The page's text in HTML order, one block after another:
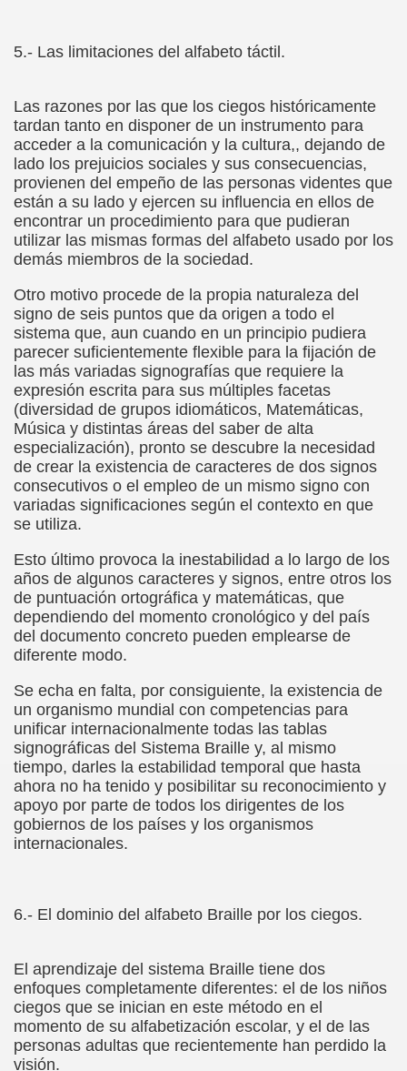
5.- Las limitaciones del alfabeto táctil.
Las razones por las que los ciegos históricamente
tardan tanto en disponer de un instrumento para
acceder a la comunicación y la cultura,, dejando de
lado los prejuicios sociales y sus consecuencias,
provienen del empeño de las personas videntes que
están a su lado y ejercen su influencia en ellos de
encontrar un procedimiento para que pudieran
utilizar las mismas formas del alfabeto usado por los
demás miembros de la sociedad.
Otro motivo procede de la propia naturaleza del
signo de seis puntos que da origen a todo el
sistema que, aun cuando en un principio pudiera
parecer suficientemente flexible para la fijación de
las más variadas signografías que requiere la
expresión escrita para sus múltiples facetas
(diversidad de grupos idiomáticos, Matemáticas,
Música y distintas áreas del saber de alta
especialización), pronto se descubre la necesidad
de crear la existencia de caracteres de dos signos
consecutivos o el empleo de un mismo signo con
variadas significaciones según el contexto en que
se utiliza.
Esto último provoca la inestabilidad a lo largo de los
años de algunos caracteres y signos, entre otros los
de puntuación ortográfica y matemáticas, que
dependiendo del momento cronológico y del país
del documento concreto pueden emplearse de
diferente modo.
Se echa en falta, por consiguiente, la existencia de
un organismo mundial con competencias para
unificar internacionalmente todas las tablas
signográficas del Sistema Braille y, al mismo
tiempo, darles la estabilidad temporal que hasta
ahora no ha tenido y posibilitar su reconocimiento y
apoyo por parte de todos los dirigentes de los
gobiernos de los países y los organismos
internacionales.
6.- El dominio del alfabeto Braille por los ciegos.
El aprendizaje del sistema Braille tiene dos
enfoques completamente diferentes: el de los niños
ciegos que se inician en este método en el
momento de su alfabetización escolar, y el de las
personas adultas que recientemente han perdido la
visión.
Barcelona (Àngel Mas Parera)
Centenera)
Figueroa)
4 de Enero de 2016 (Alberto gil)
Valentines)
(Associació Catalana per a la Integració del Cec)
Ordóñez)
Jesús Cañamares)
gil)
el Tacto; una Sutil Diferencia (Fini Sarrió)
Rodríguez (Francesc Miñana)
Jesús Cañamares)
Baja Visión, del Libro Nada sobre Nosotros sin
la Franqueza (Sergio Gay Laudes)
Companyia de Músics Cecs en 1647 (Arxiu Històric de
Ordóñez)
2018 (Comisión Braille Latinoamericana)
Iberoamericana del Braille, 1999 (Pedro A. Zurita
Lucía (Cat Yuste)
(Félix Gende Río)
Moese y Javier Fran)